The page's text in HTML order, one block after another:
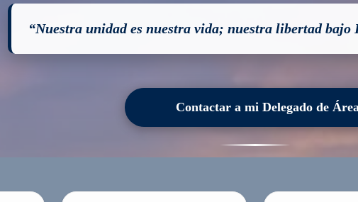
“Nuestra unidad es nuestra vida; nuestra libertad bajo
Contactar a mi Delegado de